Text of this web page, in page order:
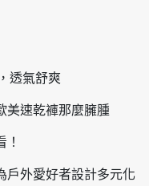
透氣舒爽
美速乾褲那麼臃腫
戶外愛好者設計多元化